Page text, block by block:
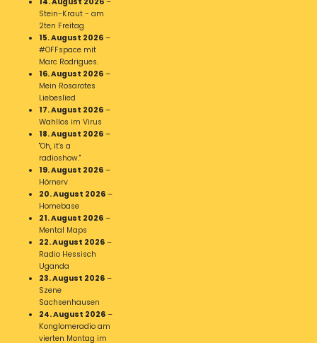
Stein-Kraut - am
2ten Freitag
15. August 2026 –
#OFFspace mit
Marc Rodrigues.
16. August 2026 –
Mein Rosarotes
Liebeslied
17. August 2026 –
Wahllos im Virus
18. August 2026 –
"Oh, it's a
radioshow."
19. August 2026 –
Hörnerv
20. August 2026 –
Homebase
21. August 2026 –
Mental Maps
22. August 2026 –
Radio Hessisch
Uganda
23. August 2026 –
Szene
Sachsenhausen
24. August 2026 –
Konglomeradio am
vierten Montag im